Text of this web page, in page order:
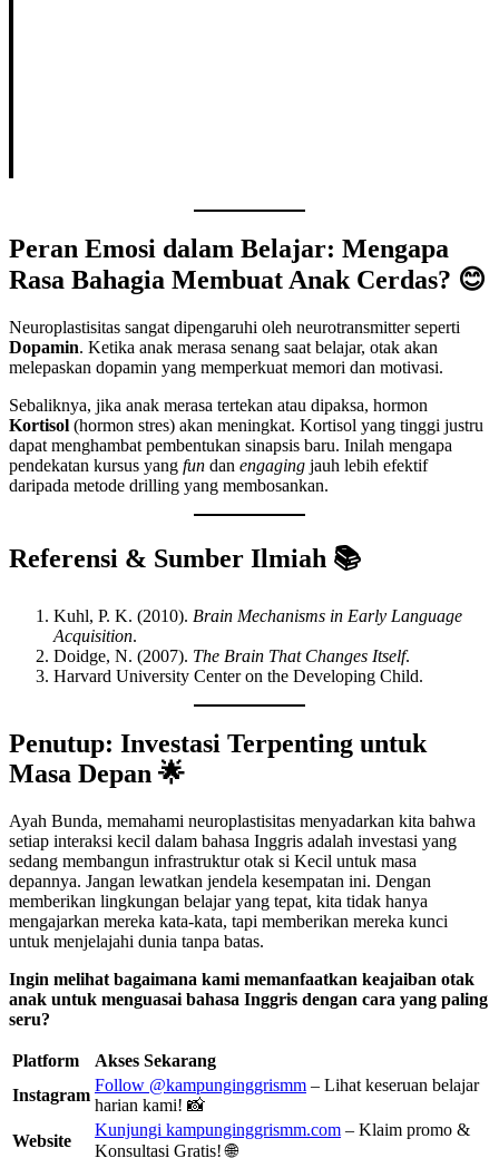
Peran Emosi dalam Belajar: Mengapa
Rasa Bahagia Membuat Anak Cerdas? 😊
Neuroplastisitas sangat dipengaruhi oleh neurotransmitter seperti
Dopamin. Ketika anak merasa senang saat belajar, otak akan
melepaskan dopamin yang memperkuat memori dan motivasi.
Sebaliknya, jika anak merasa tertekan atau dipaksa, hormon
Kortisol (hormon stres) akan meningkat. Kortisol yang tinggi justru
dapat menghambat pembentukan sinapsis baru. Inilah mengapa
pendekatan kursus yang fun dan engaging jauh lebih efektif
daripada metode drilling yang membosankan.
Referensi & Sumber Ilmiah 📚
Kuhl, P. K. (2010). Brain Mechanisms in Early Language
Acquisition.
Doidge, N. (2007). The Brain That Changes Itself.
Harvard University Center on the Developing Child.
Penutup: Investasi Terpenting untuk
Masa Depan 🌟
Ayah Bunda, memahami neuroplastisitas menyadarkan kita bahwa
setiap interaksi kecil dalam bahasa Inggris adalah investasi yang
sedang membangun infrastruktur otak si Kecil untuk masa
depannya. Jangan lewatkan jendela kesempatan ini. Dengan
memberikan lingkungan belajar yang tepat, kita tidak hanya
mengajarkan mereka kata-kata, tapi memberikan mereka kunci
untuk menjelajahi dunia tanpa batas.
Ingin melihat bagaimana kami memanfaatkan keajaiban otak
anak untuk menguasai bahasa Inggris dengan cara yang paling
seru?
Platform
Akses Sekarang
Instagram
Follow @kampunginggrismm – Lihat keseruan belajar
harian kami! 📸
Website
Kunjungi kampunginggrismm.com – Klaim promo &
Konsultasi Gratis! 🌐